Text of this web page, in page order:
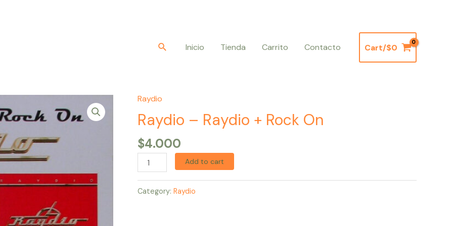
BuscarInicio Tienda Carrito Contacto Cart/$0
Raydio
Raydio – Raydio + Rock On
$4.000
Raydio
–
Raydio
+
Rock
On
quantity
Add to cart
Category: Raydio